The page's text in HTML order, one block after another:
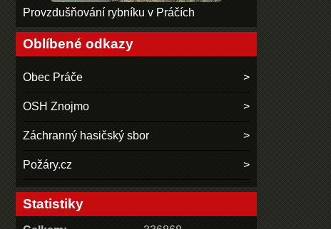
Provzdušňování rybníku v Práčích
Oblíbené odkazy
Obec Práče
OSH Znojmo
Záchranný hasičský sbor
Požáry.cz
Statistiky